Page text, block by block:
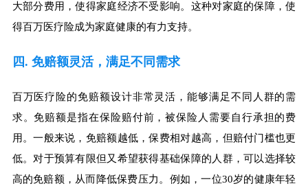
大部分费用，使得家庭经济不受影响。这种对家庭的保障，使
得百万医疗险成为家庭健康的有力支持。
四. 免赔额灵活，满足不同需求
百万医疗险的免赔额设计非常灵活，能够满足不同人群的需
求。免赔额是指在保险赔付前，被保险人需要自行承担的费
用。一般来说，免赔额越低，保费相对越高，但赔付门槛也更
低。对于预算有限但又希望获得基础保障的人群，可以选择较
高的免赔额，从而降低保费压力。例如，一位30岁的健康年轻